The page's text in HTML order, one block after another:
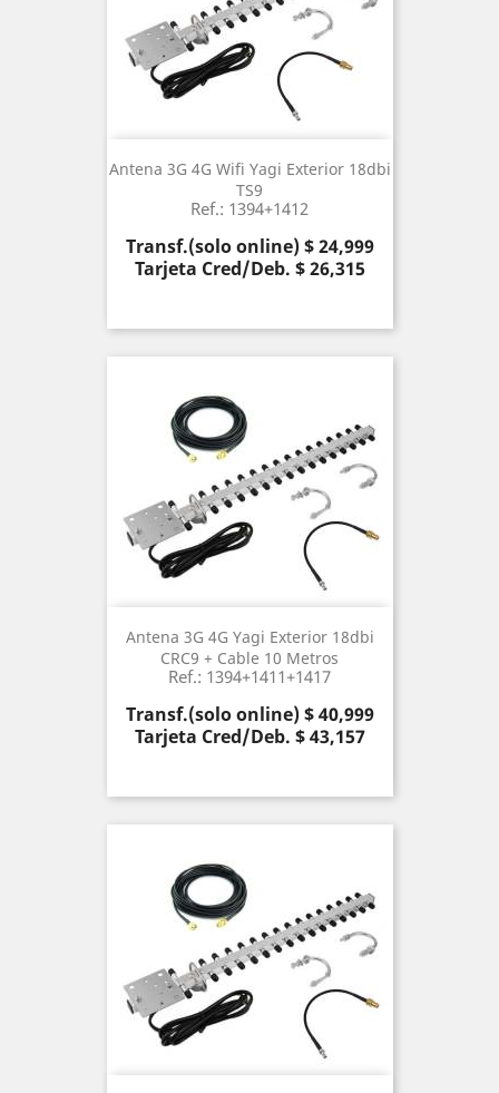
Antena 3G 4G Wifi Yagi Exterior 18dbi
TS9
Ref.: 1394+1412
Precio
Transf.(solo online) $ 24,999
Tarjeta Cred/Deb. $ 26,315
Antena 3G 4G Yagi Exterior 18dbi
CRC9 + Cable 10 Metros
Ref.: 1394+1411+1417
Precio
Transf.(solo online) $ 40,999
Tarjeta Cred/Deb. $ 43,157